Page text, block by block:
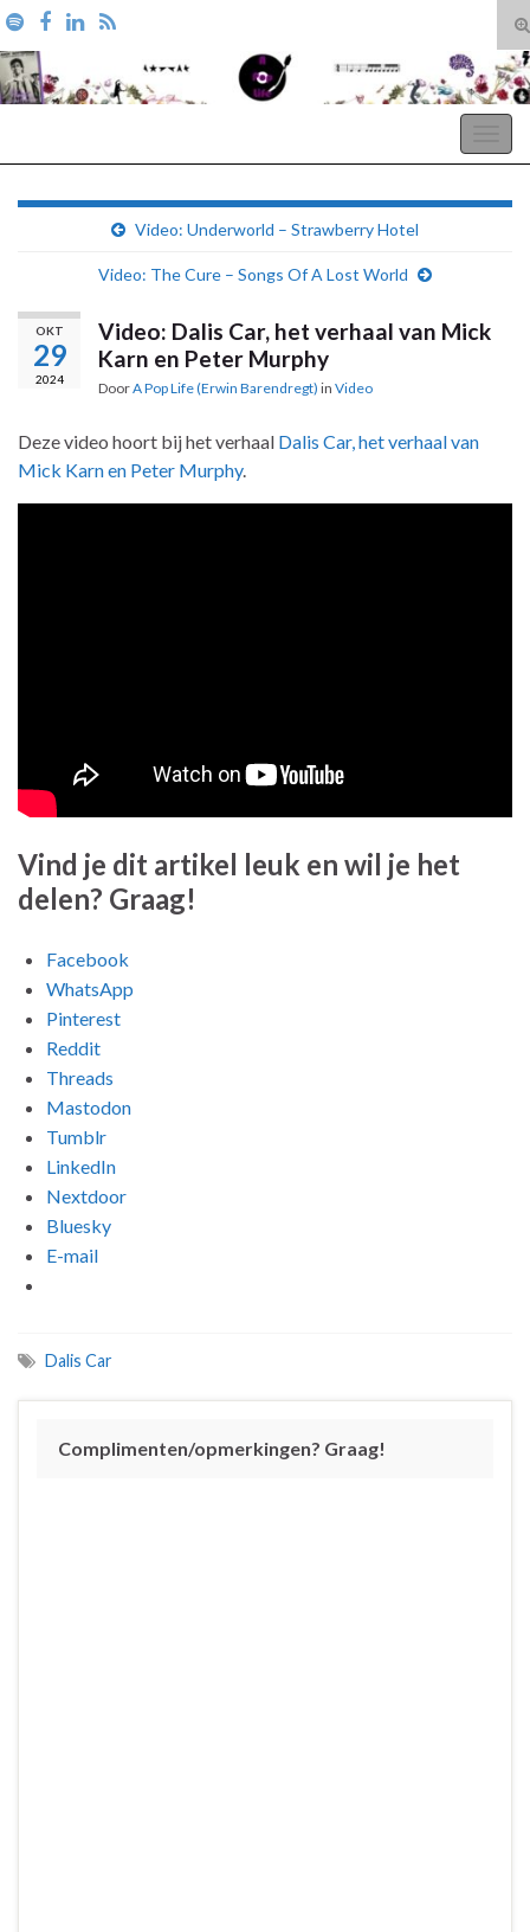
Search for:
Video: Underworld – Strawberry Hotel
Video: The Cure – Songs Of A Lost World
OKT
29
2024
Video: Dalis Car, het verhaal van Mick
Karn en Peter Murphy
DoorA Pop Life (Erwin Barendregt) in Video
Deze video hoort bij het verhaal Dalis Car, het verhaal van
Mick Karn en Peter Murphy.
Vind je dit artikel leuk en wil je het
delen? Graag!
Facebook
WhatsApp
Pinterest
Reddit
Threads
Mastodon
Tumblr
LinkedIn
Nextdoor
Bluesky
E-mail
Dalis Car
Complimenten/opmerkingen? Graag!